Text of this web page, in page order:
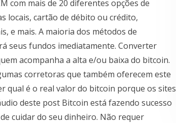
com mais de 20 diferentes opções de
locais, cartão de débito ou crédito,
e mais. A maioria dos métodos de
seus fundos imediatamente. Converter
acompanha a alta e/ou baixa do bitcoin.
corretoras que também oferecem este
qual é o real valor do bitcoin porque os sites
deste post Bitcoin está fazendo sucesso
cuidar do seu dinheiro. Não requer